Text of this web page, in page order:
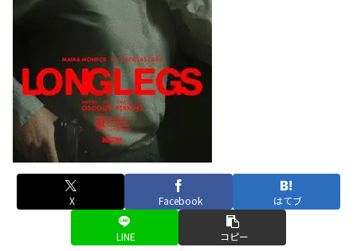
X Facebook はてブ
LINE コピー